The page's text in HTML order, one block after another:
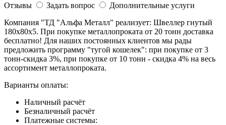
Отзывы
Задать вопрос
Дополнительные услуги
Компания "ТД "Альфа Металл" реализует: Швеллер гнутый
180х80х5. При покупке металлопроката от 20 тонн доставка
бесплатно! Для наших постоянных клиентов мы рады
предложить программу "тугой кошелек": при покупке от 3
тонн-скидка 3%, при покупке от 10 тонн - скидка 4% на весь
ассортимент металлопроката.
Варианты оплаты:
Наличный расчёт
Безналичный расчёт
Платежные системы: